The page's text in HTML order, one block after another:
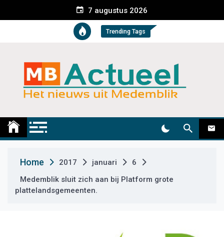
e
t
7 augustus 2026
Trending Tags
Medemblik Actueel
Home 2017 januari
6
Medemblik sluit zich aan bij Platform grote
plattelandsgemeenten.